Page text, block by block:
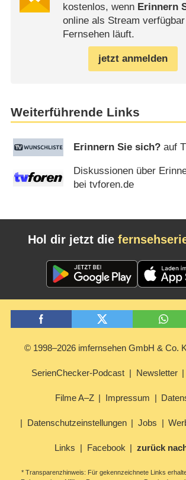
kostenlos, wenn Erinnern
online als Stream
Fernsehen läuft.
jetzt anmelden
Weiterführende Links
Erinnern Sie sich? auf
Diskussionen über
bei tvforen.de
Hol dir jetzt die
© 1998–2026 imfernsehen GmbH & Co.
SerienChecker-Podcast Newsletter
Filme A–Z Impressum
Datenschutzeinstellungen Jobs
Links Facebook zurück
* Transparenzhinweis: Für gekennzeichnete Links